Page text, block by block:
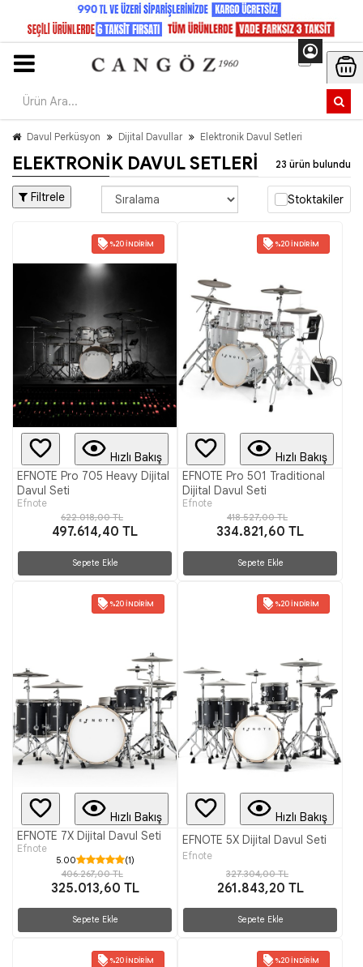
Davul Perküsyon Dijital Davullar Elektronik Davul Setleri
ELEKTRONIK DAVUL SETLERI 23 ürün bulundu
Filtrele Stoktakiler
%20 İNDIRIM
Hızlı Bakış
EFNOTE Pro 705 Heavy Dijital
Davul Seti
Efnote
622.018,00 TL
497.614,40 TL
Sepete Ekle
%20 İNDIRIM
Hızlı Bakış
EFNOTE Pro 501 Traditional
Dijital Davul Seti
Efnote
418.527,00 TL
334.821,60 TL
Sepete Ekle
%20 İNDIRIM
Hızlı Bakış
EFNOTE 7X Dijital Davul Seti
Efnote
5.00
(1)
406.267,00 TL
325.013,60 TL
Sepete Ekle
%20 İNDIRIM
Hızlı Bakış
EFNOTE 5X Dijital Davul Seti
Efnote
327.304,00 TL
261.843,20 TL
Sepete Ekle
%20 İNDIRIM %20 İNDIRIM